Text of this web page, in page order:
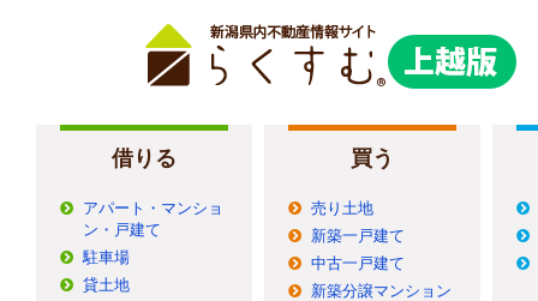
借りる
アパート・マンショ
ン・戸建て
駐車場
貸土地
買う
売り土地
新築一戸建て
中古一戸建て
新築分譲マンション